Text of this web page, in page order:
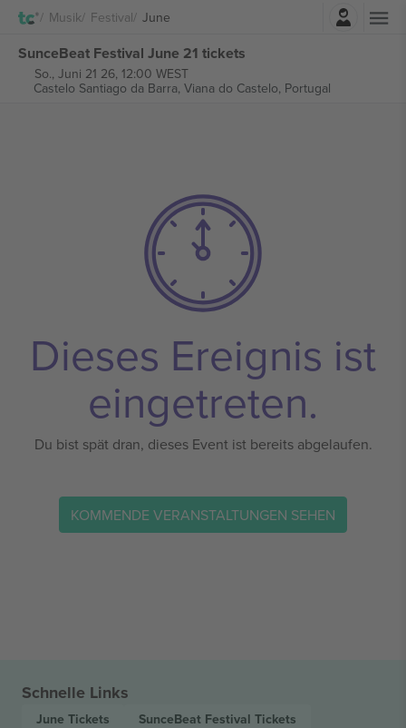
Musik Festival June
SunceBeat Festival June 21 tickets
So., Juni 21 26, 12:00 WEST
Castelo Santiago da Barra, Viana do Castelo, Portugal
Dieses Ereignis ist
eingetreten.
Du bist spät dran, dieses Event ist bereits abgelaufen.
KOMMENDE VERANSTALTUNGEN SEHEN
Schnelle Links
June Tickets SunceBeat Festival Tickets